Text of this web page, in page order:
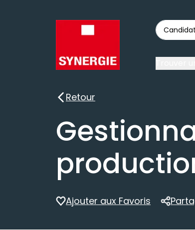
Retour
Retour
Ajouter aux Favoris